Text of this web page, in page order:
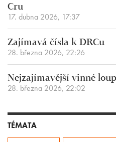
Cru
17. dubna 2026, 17:37
Zajímavá čísla k DRCu
28. března 2026, 22:26
Nejzajímavější vinné
28. března 2026, 22:02
TÉMATA